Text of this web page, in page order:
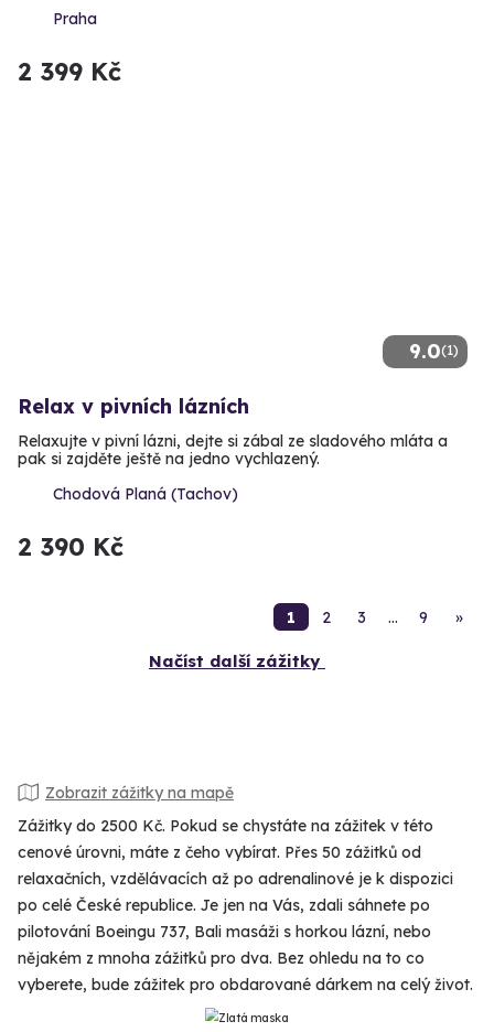
Praha
2 399 Kč
9.0(1)
Relax v pivních lázních
Relaxujte v pivní lázni, dejte si zábal ze sladového mláta a
pak si zajděte ještě na jedno vychlazený.
Chodová Planá (Tachov)
2 390 Kč
1 2 3 … 9 »
Načíst další zážitky
Zobrazit zážitky na mapě
Zážitky do 2500 Kč. Pokud se chystáte na zážitek v této
cenové úrovni, máte z čeho vybírat. Přes 50 zážitků od
relaxačních, vzdělávacích až po adrenalinové je k dispozici
po celé České republice. Je jen na Vás, zdali sáhnete po
pilotování Boeingu 737, Bali masáži s horkou lázní, nebo
nějakém z mnoha zážitků pro dva. Bez ohledu na to co
vyberete, bude zážitek pro obdarované dárkem na celý život.